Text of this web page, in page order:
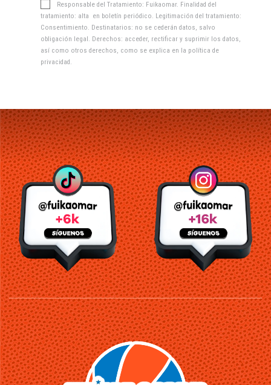
Responsable del Tratamiento: Fuikaomar. Finalidad del
tratamiento: alta en boletín periódico. Legitimación del tratamiento:
Consentimiento. Destinatarios: no se cederán datos, salvo
obligación legal. Derechos: acceder, rectificar y suprimir los datos,
así como otros derechos, como se explica en la política de
privacidad